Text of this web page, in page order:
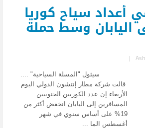
أعداد سياح كوريا
اليابان وسط حملة
|
سيئول "المسلة السياحية" ....
قالت شركة مطار إنتشون الدولي اليوم
الأربعاء إن عدد الكوريين الجنوبيين
المسافرين إلى اليابان انخفض أكثر من
19% على أساس سنوي في شهر
أغسطس الما ...